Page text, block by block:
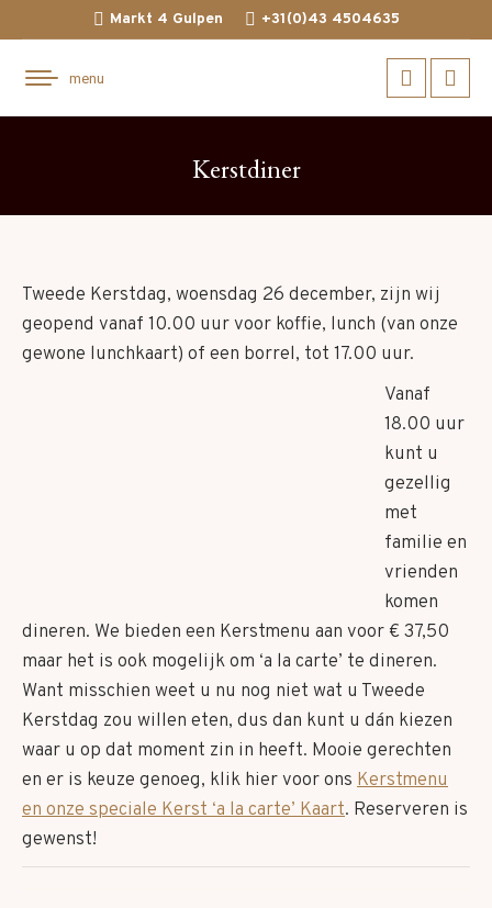
Markt 4 Gulpen +31(0)43 4504635
menu
Facebook
in
window
in
Kerstdiner
Tweede Kerstdag, woensdag 26 december, zijn wij
geopend vanaf 10.00 uur voor koffie, lunch (van onze
gewone lunchkaart) of een borrel, tot 17.00 uur.
Vanaf
18.00 uur
kunt u
gezellig
met
familie en
vrienden
komen
dineren. We bieden een Kerstmenu aan voor € 37,50
maar het is ook mogelijk om ‘a la carte’ te dineren.
Want misschien weet u nu nog niet wat u Tweede
Kerstdag zou willen eten, dus dan kunt u dán kiezen
waar u op dat moment zin in heeft. Mooie gerechten
en er is keuze genoeg, klik hier voor ons Kerstmenu
en onze speciale Kerst ‘a la carte’ Kaart. Reserveren is
gewenst!